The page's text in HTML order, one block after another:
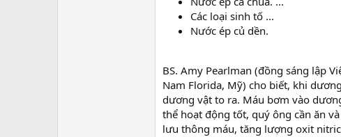
Các loại sinh tố ...
Nước ép củ dền.
BS. Amy Pearlman (đồng sáng lập
Nam Florida, Mỹ) cho biết, khi
dương vật to ra. Máu bơm vào
thể hoạt động tốt, quý ông cần ăn
lưu thông máu, tăng lượng oxit